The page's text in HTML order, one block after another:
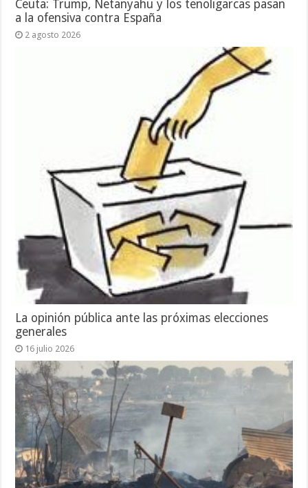
Ceuta: Trump, Netanyahu y los tenoligarcas pasan
a la ofensiva contra España
2 agosto 2026
La opinión pública ante las próximas elecciones
generales
16 julio 2026